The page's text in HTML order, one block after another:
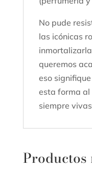
No pude
las icónicas
queremos
eso
esta forma
siempre
Productos